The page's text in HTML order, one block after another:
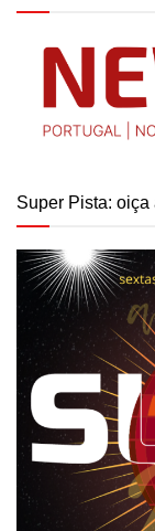
Super Pista: